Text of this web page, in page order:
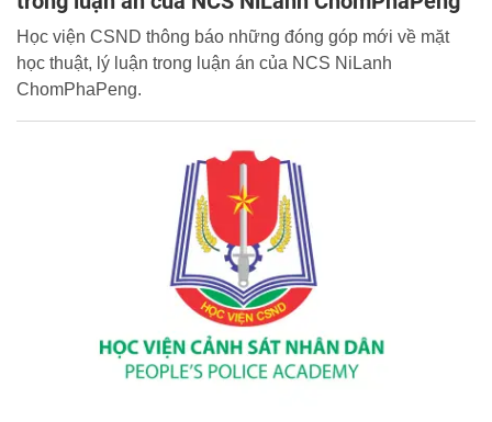
Học viện CSND thông báo những đóng góp mới về mặt
học thuật, lý luận trong luận án của NCS NiLanh
ChomPhaPeng.